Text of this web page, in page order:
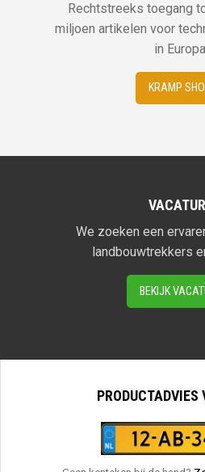
Rechtstreeks toegang
miljoen artikelen voor
in
KRAMP
We zoeken een
landbouwtrekkers
BEKIJK
PRODUCTADVIES